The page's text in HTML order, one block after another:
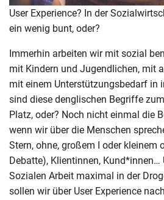
User Experience? In der
ein wenig bunt, oder?
Immerhin arbeiten wir mit sozial
mit Kindern und Jugendlichen, mit
mit einem Unterstützungsbedarf in
sind diese denglischen Begriffe
Platz, oder? Noch nicht einmal die
wenn wir über die Menschen
Stern, ohne, großem I oder kleinem
Debatte), Klientinnen, Kund*innen…
Sozialen Arbeit maximal in der
sollen wir über User Experience